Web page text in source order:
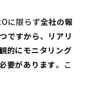
に限らず全社の報
ですから、リアリ
的にモニタリング
要があります。こ